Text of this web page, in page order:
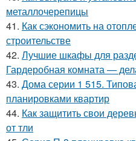
металлочерепицы
41. Как сэкономить на
строительстве
42. Лучшие шкафы для
Гардеробная комната —
43. Дома серии 1 515.
планировками квартир
44. Как защитить свои
от тли